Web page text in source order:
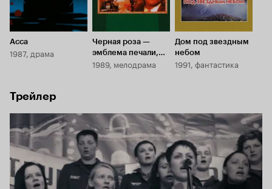
Асса
1987, драма
Черная роза —
эмблема печали,
красная роза —
1989, мелодрама
Дом под звездным
небом
1991, фантастика
Трейлер